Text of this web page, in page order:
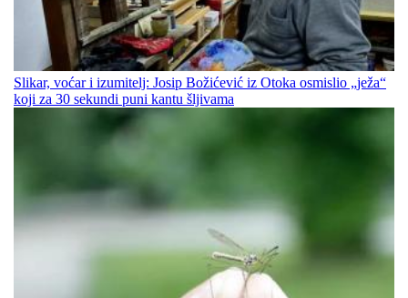
Slikar, voćar i izumitelj: Josip Božićević iz Otoka osmislio „ježa“
koji za 30 sekundi puni kantu šljivama